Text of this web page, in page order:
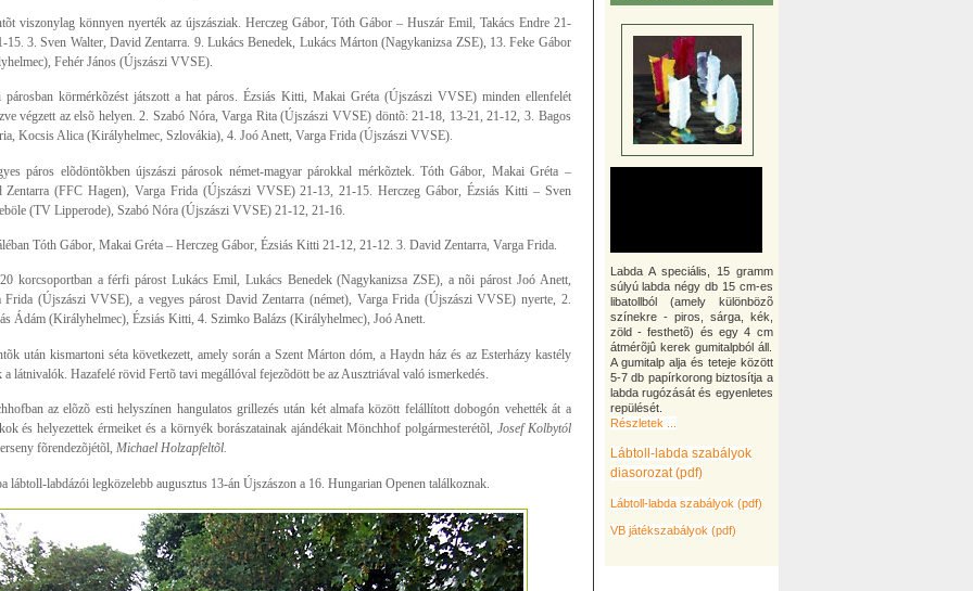
Labda A speciális, 15 gramm
súlyú labda négy db 15 cm-es
libatollból (amely különbözõ
színekre - piros, sárga, kék,
zöld - festhetõ) és egy 4 cm
átmérõjû kerek gumitalpból áll.
A gumitalp alja és teteje között
5-7 db papírkorong biztosítja a
labda rugózását és egyenletes
repülését.
Részletek ...
Lábtoll-labda szabályok
diasorozat (pdf)
Lábtoll-labda szabályok (pdf)
VB játékszabályok (pdf)
viszonylag könnyen nyerték az újszásziak. Herczeg Gábor, Tóth Gábor – Huszár Emil, Takács Endre 21-
15. 3. Sven Walter, David Zentarra. 9. Lukács Benedek, Lukács Márton (Nagykanizsa ZSE), 13. Feke Gábor
Fehér János (Újszászi VVSE).
körmérkõzést játszott a hat páros. Ézsiás Kitti, Makai Gréta (Újszászi VVSE) minden ellenfelét
végzett az elsõ helyen. 2. Szabó Nóra, Varga Rita (Újszászi VVSE) döntõ: 21-18, 13-21, 21-12, 3. Bagos
Kocsis Alica (Királyhelmec, Szlovákia), 4. Joó Anett, Varga Frida (Újszászi VVSE).
páros elõdöntõkben újszászi párosok német-magyar párokkal mérkõztek. Tóth Gábor, Makai Gréta –
Zentarra (FFC Hagen), Varga Frida (Újszászi VVSE) 21-13, 21-15. Herczeg Gábor, Ézsiás Kitti – Sven
(TV Lipperode), Szabó Nóra (Újszászi VVSE) 21-12, 21-16.
Tóth Gábor, Makai Gréta – Herczeg Gábor, Ézsiás Kitti 21-12, 21-12. 3. David Zentarra, Varga Frida.
korcsoportban a férfi párost Lukács Emil, Lukács Benedek (Nagykanizsa ZSE), a nõi párost Joó Anett,
Frida (Újszászi VVSE), a vegyes párost David Zentarra (német), Varga Frida (Újszászi VVSE) nyerte, 2.
Ádám (Királyhelmec), Ézsiás Kitti, 4. Szimko Balázs (Királyhelmec), Joó Anett.
után kismartoni séta következett, amely során a Szent Márton dóm, a Haydn ház és az Esterházy kastély
a látnivalók. Hazafelé rövid Fertõ tavi megállóval fejezõdött be az Ausztriával való ismerkedés.
az elõzõ esti helyszínen hangulatos grillezés után két almafa között felállított dobogón vehették át a
és helyezettek érmeiket és a környék borászatainak ajándékait Mönchhof polgármesterétõl, Josef Kolbytól
fõrendezõjétõl, Michael Holzapfeltõl.
lábtoll-labdázói legközelebb augusztus 13-án Újszászon a 16. Hungarian Openen találkoznak.